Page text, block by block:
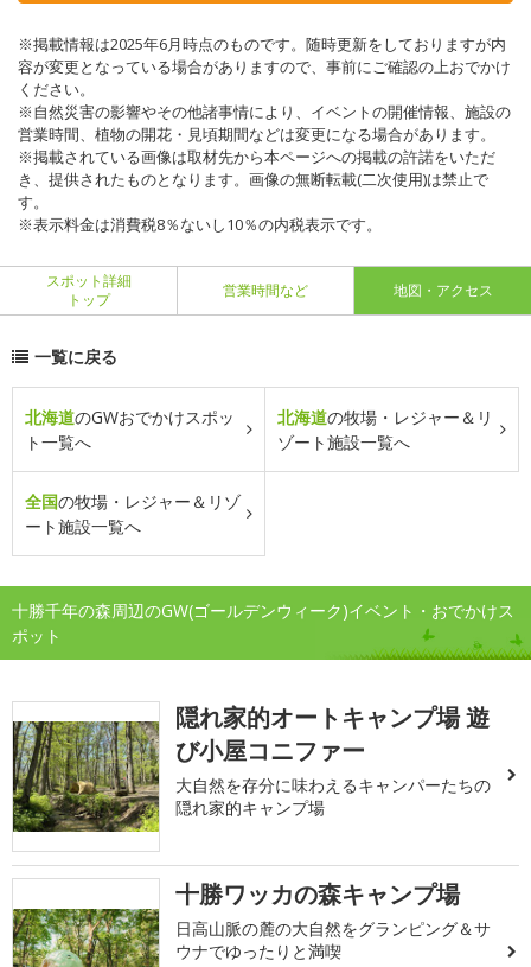
※掲載情報は2025年6月時点のものです。随時更新をしておりますが内
容が変更となっている場合がありますので、事前にご確認の上おでかけ
ください。
※自然災害の影響やその他諸事情により、イベントの開催情報、施設の
営業時間、植物の開花・見頃期間などは変更になる場合があります。
※掲載されている画像は取材先から本ページへの掲載の許諾をいただ
き、提供されたものとなります。画像の無断転載(二次使用)は禁止で
す。
※表示料金は消費税8％ないし10％の内税表示です。
スポット詳細
トップ
営業時間など 地図・アクセス
一覧に戻る
北海道のGWおでかけスポッ
ト一覧へ
北海道の牧場・レジャー＆リ
ゾート施設一覧へ
全国の牧場・レジャー＆リゾ
ート施設一覧へ
十勝千年の森周辺のGW(ゴールデンウィーク)イベント・おでかけス
ポット
隠れ家的オートキャンプ場 遊
び小屋コニファー
大自然を存分に味わえるキャンパーたちの
隠れ家的キャンプ場
十勝ワッカの森キャンプ場
日高山脈の麓の大自然をグランピング＆サ
ウナでゆったりと満喫